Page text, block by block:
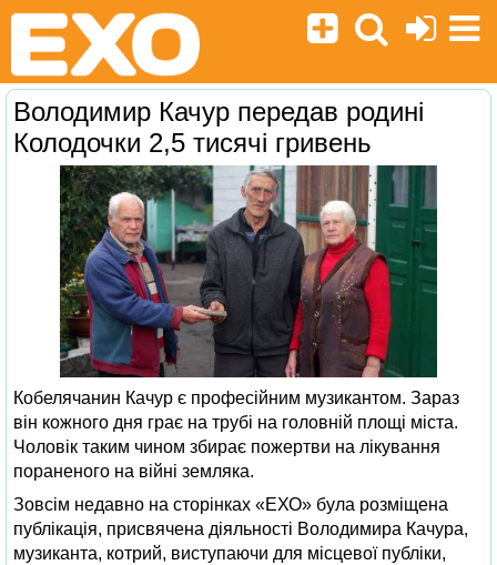
Володимир Качур передав родині
Колодочки 2,5 тисячі гривень
Кобелячанин Качур є професійним музикантом. Зараз
він кожного дня грає на трубі на головній площі міста.
Чоловік таким чином збирає пожертви на лікування
пораненого на війні земляка.
Зовсім недавно на сторінках «ЕХО» була розміщена
публікація, присвячена діяльності Володимира Качура,
музиканта, котрий, виступаючи для місцевої публіки,